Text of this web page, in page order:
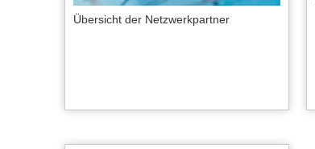
Übersicht der Netzwerkpartner